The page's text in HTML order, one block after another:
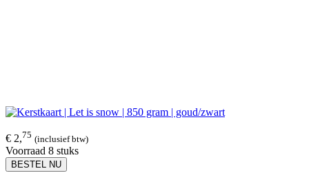
€ 2,75 (inclusief btw)
Voorraad 8 stuks
BESTEL NU